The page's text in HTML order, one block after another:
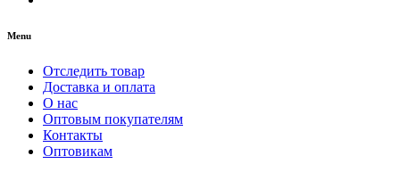
Menu
Отследить товар
Доставка и оплата
О нас
Оптовым покупателям
Контакты
Оптовикам